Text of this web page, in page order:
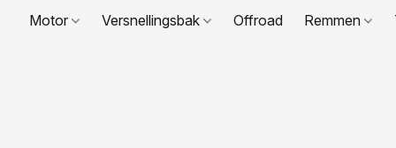
Motor Versnellingsbak Offroad Remmen